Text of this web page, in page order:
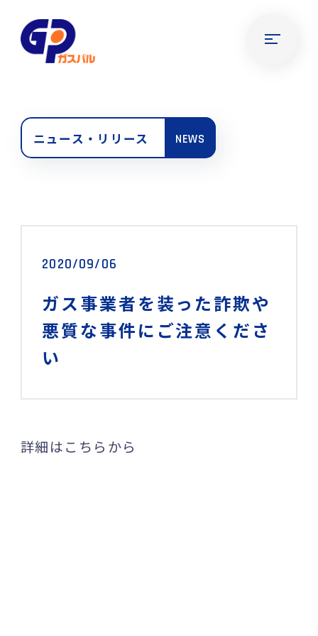
ニュース・リリース NEWS
2020/09/06
ガス事業者を装った詐欺や
悪質な事件にご注意くださ
い
詳細はこちらから